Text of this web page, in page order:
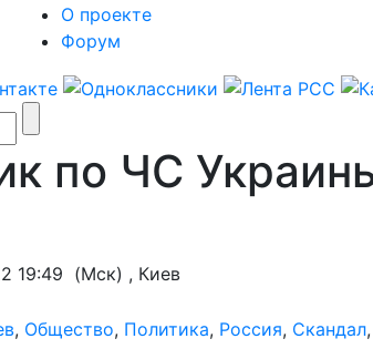
О проекте
Форум
по ЧС
19:49 (Мск) , Киев
, Общество, Политика, Россия, Скандал,